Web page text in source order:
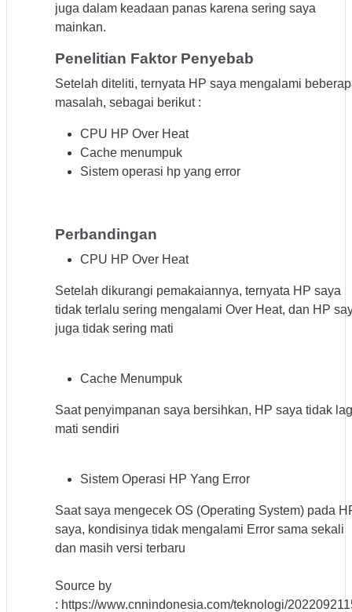
juga dalam keadaan panas karena sering saya
mainkan.
Penelitian Faktor Penyebab
Setelah diteliti, ternyata HP saya mengalami
masalah, sebagai berikut :
CPU HP Over Heat
Cache menumpuk
Sistem operasi hp yang error
Perbandingan
CPU HP Over Heat
Setelah dikurangi pemakaiannya, ternyata HP saya
tidak terlalu sering mengalami Over Heat, dan HP
juga tidak sering mati
Cache Menumpuk
Saat penyimpanan saya bersihkan, HP saya tidak
mati sendiri
Sistem Operasi HP Yang Error
Saat saya mengecek OS (Operating System) pada
saya, kondisinya tidak mengalami Error sama sekali
dan masih versi terbaru
Source by
: https://www.cnnindonesia.com/teknologi/